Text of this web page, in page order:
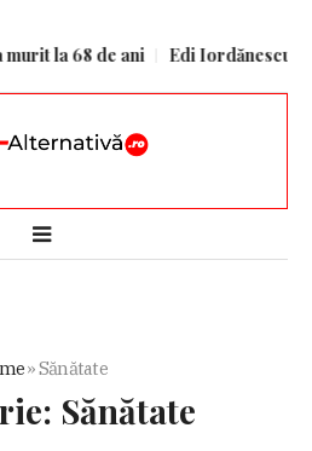
de ani Edi Iordănescu i-a spus
»Sănătate
Sănătate